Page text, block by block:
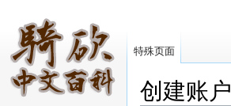
创建账户
特殊页面